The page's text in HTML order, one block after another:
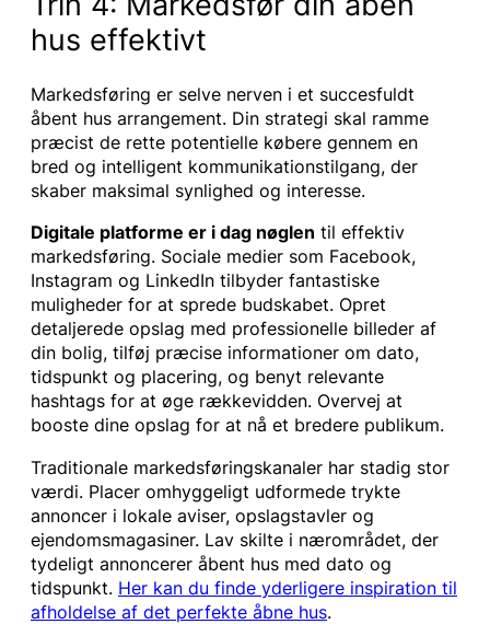
hus effektivt
Markedsføring er selve nerven i et succesfuldt
åbent hus arrangement. Din strategi skal ramme
præcist de rette potentielle købere gennem en
bred og intelligent kommunikationstilgang, der
skaber maksimal synlighed og interesse.
Digitale platforme er i dag nøglen til effektiv
markedsføring. Sociale medier som Facebook,
Instagram og LinkedIn tilbyder fantastiske
muligheder for at sprede budskabet. Opret
detaljerede opslag med professionelle billeder af
din bolig, tilføj præcise informationer om dato,
tidspunkt og placering, og benyt relevante
hashtags for at øge rækkevidden. Overvej at
booste dine opslag for at nå et bredere publikum.
Traditionale markedsføringskanaler har stadig stor
værdi. Placer omhyggeligt udformede trykte
annoncer i lokale aviser, opslagstavler og
ejendomsmagasiner. Lav skilte i nærområdet, der
tydeligt annoncerer åbent hus med dato og
tidspunkt. Her kan du finde yderligere inspiration til
afholdelse af det perfekte åbne hus.